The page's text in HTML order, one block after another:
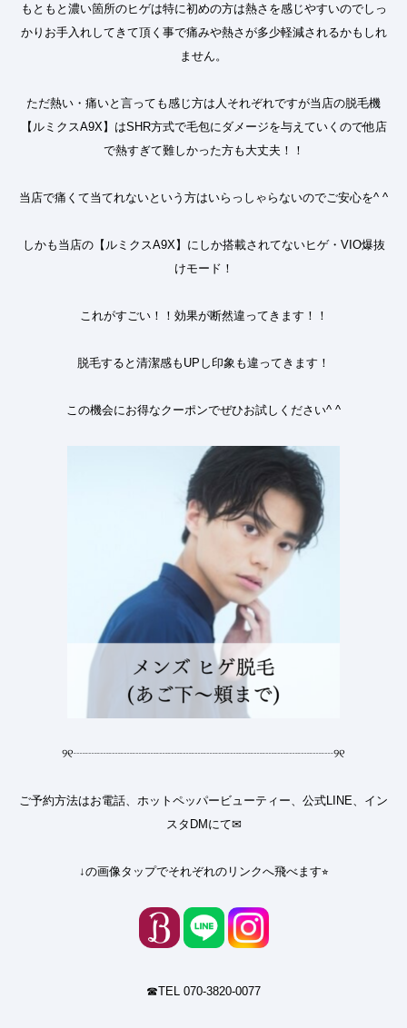
もともと濃い箇所のヒゲは特に初めの方は熱さを感じやすいのでしっ
かりお手入れしてきて頂く事で痛みや熱さが多少軽減されるかもしれ
ません。
ただ熱い・痛いと言っても感じ方は人それぞれですが当店の脱毛機
【ルミクスA9X 】はSHR方式で毛包にダメージを与えていくので他店
で熱すぎて難しかった方も大丈夫！！
当店で痛くて当てれないという方はいらっしゃらないのでご安心を^ ^
しかも当店の【ルミクスA9X 】にしか搭載されてないヒゲ・ VIO爆抜
けモード！
これがすごい！！効果が断然違ってきます！！
脱毛すると清潔感も UP し印象も違ってきます！
この機会にお得なクーポンでぜひお試しください^ ^
୨୧┈┈┈┈┈┈┈┈┈┈┈┈┈┈┈┈┈┈┈┈┈┈୨୧
ご予約方法はお電話、ホットペッパービューティー、公式LINE、イン
スタDMにて✉︎
↓の画像タップでそれぞれのリンクへ飛べます⭐︎
☎︎TEL 070-3820-0077